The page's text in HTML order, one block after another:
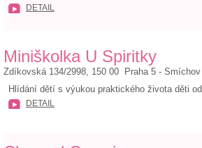
DETAIL
Miniškolka U Spiritky
Zdíkovská 134/2998, 150 00 Praha 5 - Smíchov
Hlídání dětí s výukou praktického života děti
DETAIL